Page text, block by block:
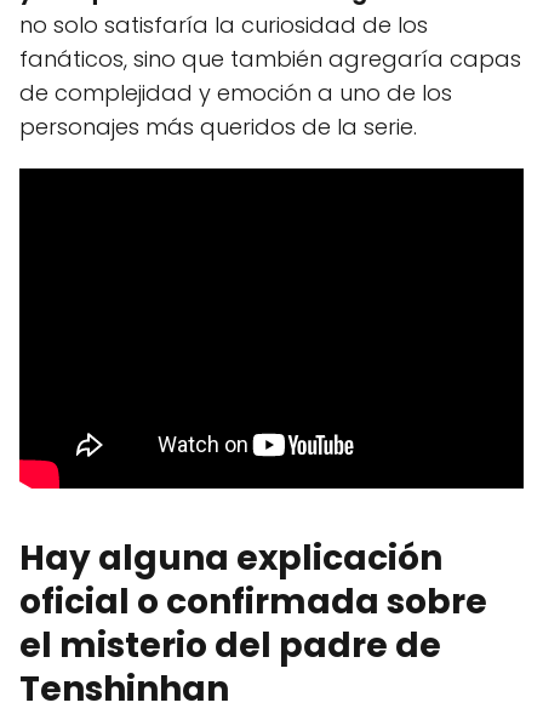
no solo satisfaría la curiosidad de los
fanáticos, sino que también agregaría capas
de complejidad y emoción a uno de los
personajes más queridos de la serie.
Hay alguna explicación
oficial o confirmada sobre
el misterio del padre de
Tenshinhan